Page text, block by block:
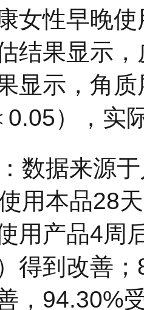
女性早晚
结果显示
显示，角
0.05），实
数据来源
用本品28
用产品4周
得到改善
，94.30%